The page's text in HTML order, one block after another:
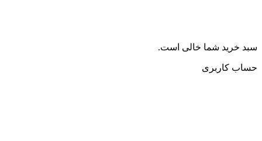
سبد خرید شما خالی است.
حساب کاربری